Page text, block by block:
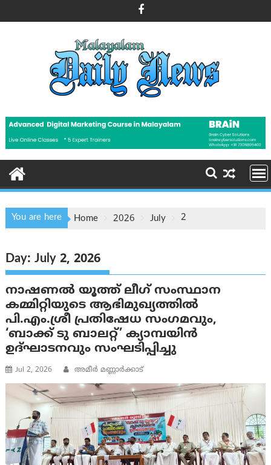
to
You are here Home 2026 July 2
Day:July 2, 2026
നാഷണൽ യൂത്ത്‌ ലീഗ് സംസ്ഥാന
കമ്മിറ്റിയുടെ ആഭിമുഖ്യത്തിൽ
പി.എം.ശ്രീ പ്രതിഷേധ സംഗമവും,
‘ബാക്ക് ടു ബാലറ്റ്’ ക്യാമ്പയിൻ
ഉദ്ഘാടനവും സംഘടിപ്പിച്ചു
Jul 2, 2026 അമീര്‍ മണ്ണാര്‍ക്കാട്